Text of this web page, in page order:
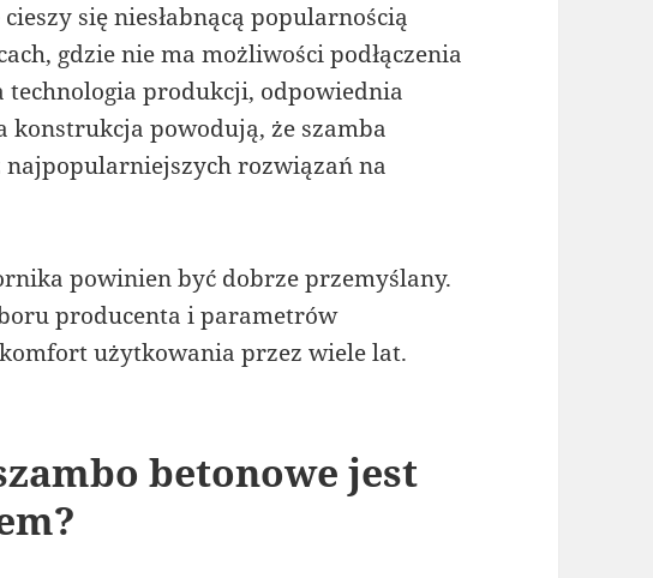
się niesłabnącą popularnością
gdzie nie ma możliwości podłączenia
technologia produkcji, odpowiednia
konstrukcja powodują, że szamba
rozwiązań na
powinien być dobrze przemyślany.
producenta i parametrów
użytkowania przez wiele lat.
betonowe jest